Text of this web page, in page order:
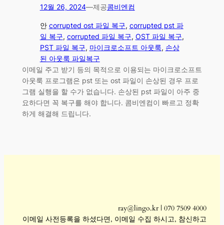
12월 26, 2024—제공콤비엔컴
안 corrupted ost 파일 복구, corrupted pst 파
일 복구, corrupted 파일 복구, OST 파일 복구
PST 파일 복구, 마이크로소프트 아웃룩, 손상
된 아웃룩 파일복구
이메일 주고 받기 등의 목적으로 이용되는 마이크로소프트
아웃룩 프로그램은 pst 또는 ost 파일이 손상된 경우 프로
그램 실행을 할 수가 없습니다. 손상된 pst 파일이 아주 중
요하다면 꼭 복구를 해야 합니다. 콤비엔컴이 빠르고 정확
하게 해결해 드립니다.
ray@lingo.kr | 070 7509 4000
이메일 사전등록을 하셨다면, 이메일 수집 하시고, 참신하고